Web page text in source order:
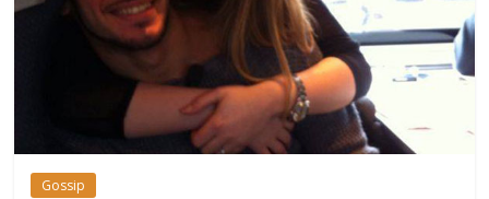
Gossip